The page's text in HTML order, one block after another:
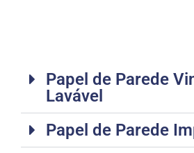
Papel de Parede
Lavável
Papel de Parede